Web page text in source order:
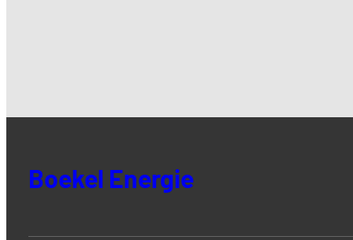
Boekel Energie